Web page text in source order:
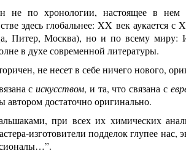
по хронологии, настоящее в нем
здесь глобальнее: XX век аукается с
Питер, Москва), но и по всему миру:
в духе современной литературы.
не несет в себе ничего нового,
сискусством, и та, что связана с
автором достаточно оригинально.
при всех их химических
изготовители подделок глупее нас,